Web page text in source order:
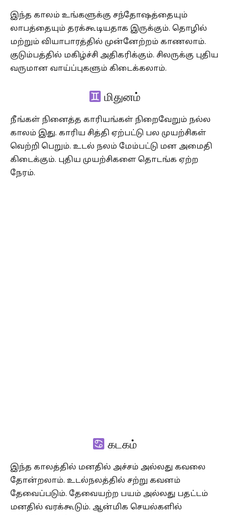
இந்த காலம் உங்களுக்கு சந்தோஷத்தையும்
லாபத்தையும் தரக்கூடியதாக இருக்கும். தொழில்
மற்றும் வியாபாரத்தில் முன்னேற்றம் காணலாம்.
குடும்பத்தில் மகிழ்ச்சி அதிகரிக்கும். சிலருக்கு புதிய
வருமான வாய்ப்புகளும் கிடைக்கலாம்.
மிதுனம்
நீங்கள் நினைத்த காரியங்கள் நிறைவேறும் நல்ல
காலம் இது. காரிய சித்தி ஏற்பட்டு பல முயற்சிகள்
வெற்றி பெறும். உடல் நலம் மேம்பட்டு மன அமைதி
கிடைக்கும். புதிய முயற்சிகளை தொடங்க ஏற்ற
நேரம்.
கடகம்
இந்த காலத்தில் மனதில் அச்சம் அல்லது கவலை
தோன்றலாம். உடல்நலத்தில் சற்று கவனம்
தேவைப்படும். தேவையற்ற பயம் அல்லது பதட்டம்
மனதில் வரக்கூடும். ஆன்மிக செயல்களில்